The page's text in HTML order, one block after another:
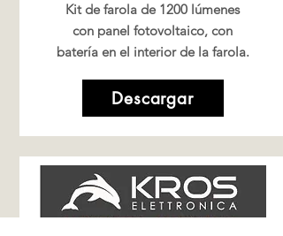
Kit de farola de 1200 lúmenes
con panel fotovoltaico, con
batería en el interior de la farola.
Descargar